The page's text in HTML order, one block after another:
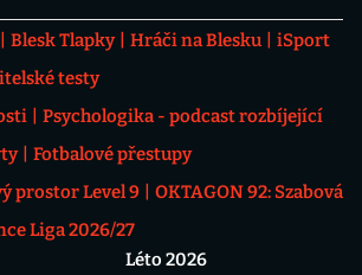
Blesk Tlapky Hráči na Blesku
iSport
testy
Psychologika - podcast rozbíjející
Fotbalové přestupy
prostor Level 9
OKTAGON 92: Szabová
Liga 2026/27
Léto 2026